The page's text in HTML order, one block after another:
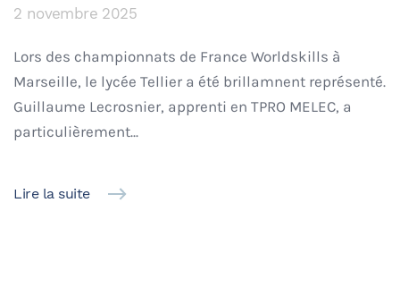
2 novembre 2025
Lors des championnats de France Worldskills à
Marseille, le lycée Tellier a été brillamnent représenté.
Guillaume Lecrosnier, apprenti en TPRO MELEC, a
particulièrement...
Lire la suite